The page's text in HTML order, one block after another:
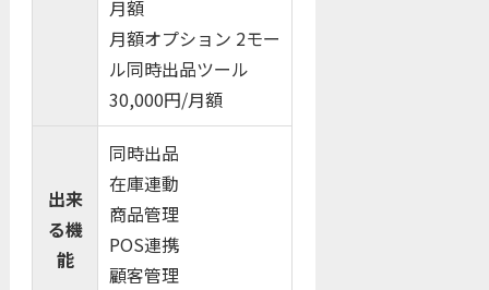
月額
月額オプション 2モー
ル同時出品ツール
30,000円/月額
出来
る機
能
同時出品
在庫連動
商品管理
POS連携
顧客管理